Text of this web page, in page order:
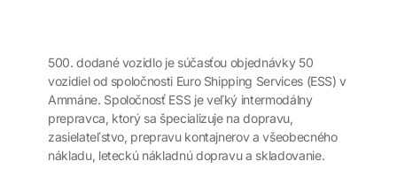
500. dodané vozidlo je súčasťou objednávky 50
vozidiel od spoločnosti Euro Shipping Services (ESS) v
Ammáne. Spoločnosť ESS je veľký intermodálny
prepravca, ktorý sa špecializuje na dopravu,
zasielateľstvo, prepravu kontajnerov a všeobecného
nákladu, leteckú nákladnú dopravu a skladovanie.